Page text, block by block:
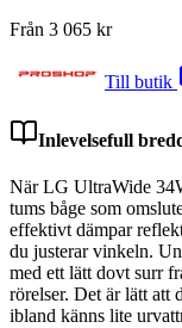
Från 3 065 kr
Till butik
Inlevelsefull
När LG UltraWide
tums båge som
effektivt dämpar
du justerar vinkeln.
med ett lätt dovt surr
rörelser. Det är lätt att
ibland känns lite